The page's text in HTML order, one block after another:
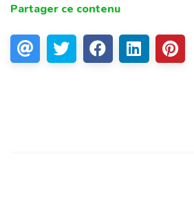
Partager ce contenu